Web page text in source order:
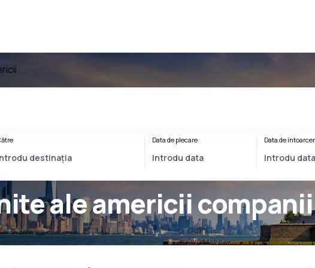
ale americii
Data de plecare Data de